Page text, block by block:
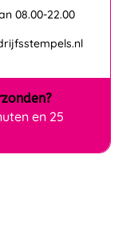
08.00-22.00
en 25